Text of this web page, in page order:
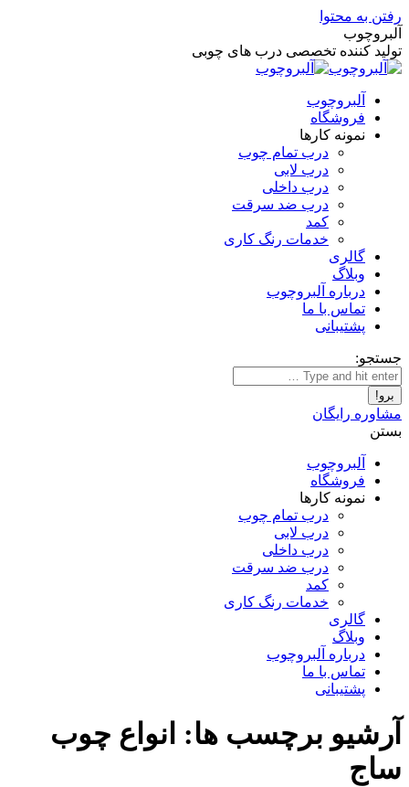
رفتن به محتوا
آلبروچوب
تولید کننده تخصصی درب های چوبی
آلبروچوب
فروشگاه
نمونه کارها
درب تمام چوب
درب لابی
درب داخلی
درب ضد سرقت
کمد
خدمات رنگ کاری
گالری
وبلاگ
درباره آلبروچوب
تماس با ما
پشتیبانی
جستجو:
مشاوره رایگان
بستن
آلبروچوب
فروشگاه
نمونه کارها
درب تمام چوب
درب لابی
درب داخلی
درب ضد سرقت
کمد
خدمات رنگ کاری
گالری
وبلاگ
درباره آلبروچوب
تماس با ما
پشتیبانی
آرشیو برچسب ها: انواع چوب
ساج